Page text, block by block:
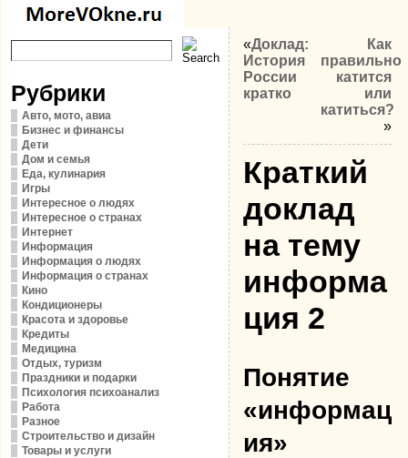
Рубрики
Авто, мото, авиа
Бизнес и финансы
Дети
Дом и семья
Еда, кулинария
Игры
Интересное о людях
Интересное о странах
Интернет
Информация
Информация о людях
Информация о странах
Кино
Кондиционеры
Красота и здоровье
Кредиты
Медицина
Отдых, туризм
Праздники и подарки
Психология психоанализ
Работа
Разное
Строительство и дизайн
Товары и услуги
«Доклад:
История
России
кратко
Как
правильно
катится
или
катиться?
»
Краткий
доклад
на тему
информа
ция 2
Понятие
«информац
ия»